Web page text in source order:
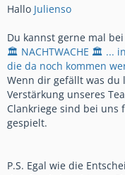
Hallo Julienso
Du kannst gerne mal
🏛 NACHTWACHE 🏛 ...
die da noch kommen
Wenn dir gefällt was
Verstärkung unseres
Clankriege sind bei
gespielt.
P.S. Egal wie die